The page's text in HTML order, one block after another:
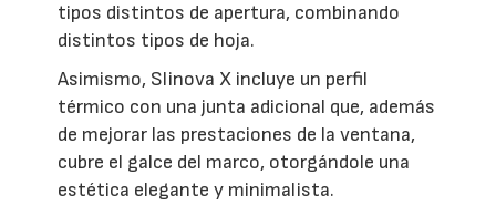
tipos distintos de apertura, combinando
distintos tipos de hoja.
Asimismo, Slinova X incluye un perfil
térmico con una junta adicional que, además
de mejorar las prestaciones de la ventana,
cubre el galce del marco, otorgándole una
estética elegante y minimalista.